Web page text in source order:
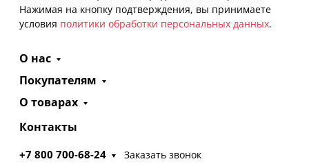
Нажимая на кнопку подтверждения, вы принимаете
условия политики обработки персональных данных.
О нас
Покупателям
О товарах
Контакты
+7 800 700-68-24 Заказать звонок